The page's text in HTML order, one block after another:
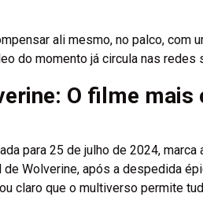
ali mesmo, no palco, com
do momento já circula nas redes
O filme
para 25 de julho de 2024,
Wolverine, após a despedida
claro que o multiverso permite